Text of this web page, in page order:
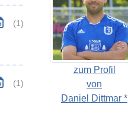
zum Profil
von
Daniel Dittmar *
(1)
(1)